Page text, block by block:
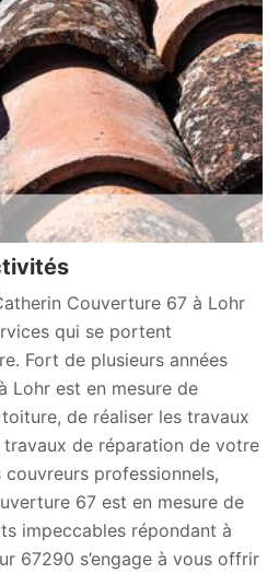
Couverture 67 à Lohr
qui se portent
Fort de plusieurs années
Lohr est en mesure de
de réaliser les travaux
travaux de réparation de votre
professionnels,
67 est en mesure de
impeccables répondant à
67290 s’engage à vous offrir